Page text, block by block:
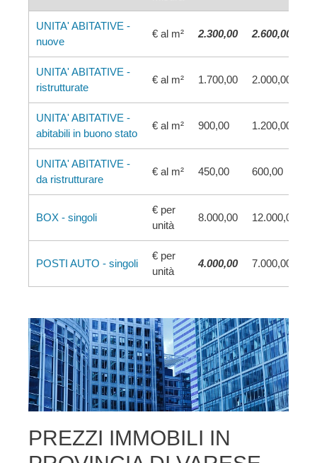
UNITA' ABITATIVE -
nuove
€ al m² 2.300,00 2.600,00
UNITA' ABITATIVE -
ristrutturate
€ al m² 1.700,00 2.000,00
UNITA' ABITATIVE -
abitabili in buono stato
€ al m² 900,00 1.200,00
UNITA' ABITATIVE -
da ristrutturare
€ al m² 450,00 600,00
BOX - singoli
€ per
unità
8.000,00 12.000,00
POSTI AUTO - singoli
€ per
unità
4.000,00 7.000,00
PREZZI IMMOBILI IN